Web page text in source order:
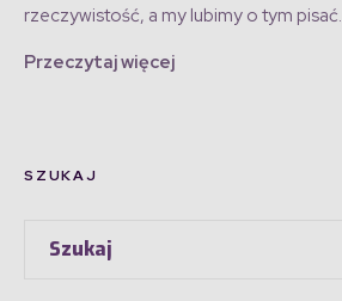
rzeczywistość, a my lubimy o tym pisać.
Przeczytaj więcej
SZUKAJ